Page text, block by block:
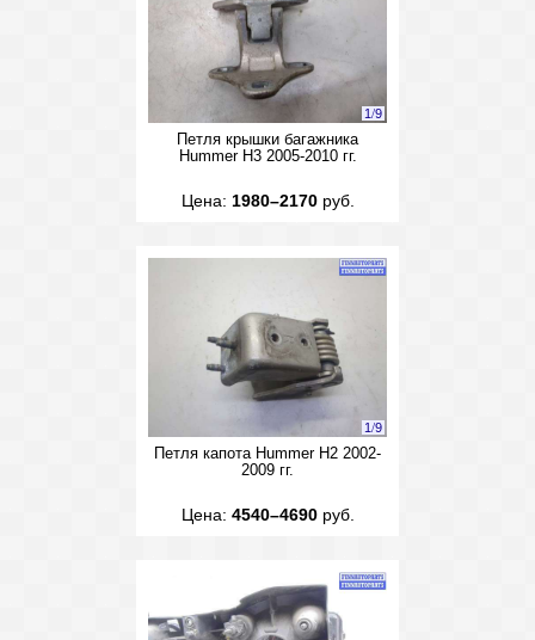
1/9
Петля крышки багажника
Hummer H3 2005-2010 гг.
Цена: 1980–2170руб.
1/9
Петля капота Hummer H2 2002-
2009 гг.
Цена: 4540–4690руб.